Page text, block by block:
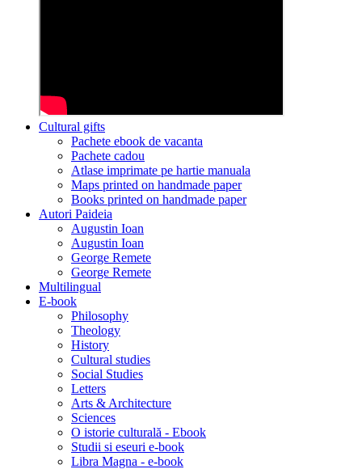
Cultural gifts
Pachete ebook de vacanta
Pachete cadou
Atlase imprimate pe hartie manuala
Maps printed on handmade paper
Books printed on handmade paper
Autori Paideia
Augustin Ioan
Augustin Ioan
George Remete
George Remete
Multilingual
E-book
Philosophy
Theology
History
Cultural studies
Social Studies
Letters
Arts & Architecture
Sciences
O istorie culturală - Ebook
Studii si eseuri e-book
Libra Magna - e-book